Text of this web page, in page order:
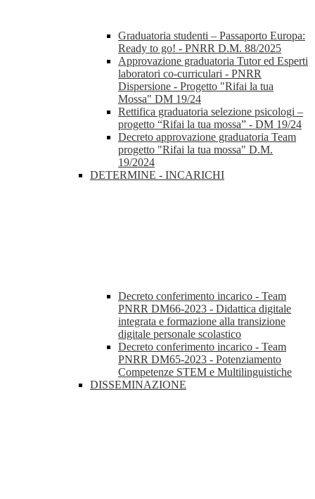
Graduatoria studenti – Passaporto Europa:
Ready to go! - PNRR D.M. 88/2025
Approvazione graduatoria Tutor ed Esperti
laboratori co-curriculari - PNRR
Dispersione - Progetto "Rifai la tua
Mossa" DM 19/24
Rettifica graduatoria selezione psicologi –
progetto “Rifai la tua mossa” - DM 19/24
Decreto approvazione graduatoria Team
progetto "Rifai la tua mossa" D.M.
19/2024
DETERMINE - INCARICHI
Decreto conferimento incarico - Team
PNRR DM66-2023 - Didattica digitale
integrata e formazione alla transizione
digitale personale scolastico
Decreto conferimento incarico - Team
PNRR DM65-2023 - Potenziamento
Competenze STEM e Multilinguistiche
DISSEMINAZIONE